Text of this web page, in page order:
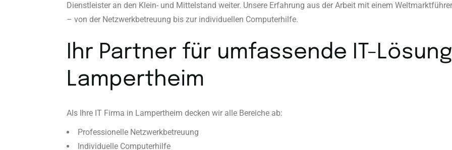
Dienstleister an den Klein- und Mittelstand weiter. Unsere Erfahrung aus der Arbeit mit einem
– von der Netzwerkbetreuung bis zur individuellen Computerhilfe.
Ihr Partner für umfassende IT-
Lampertheim
Als Ihre IT Firma in Lampertheim decken wir alle Bereiche ab:
Professionelle Netzwerkbetreuung
Individuelle Computerhilfe